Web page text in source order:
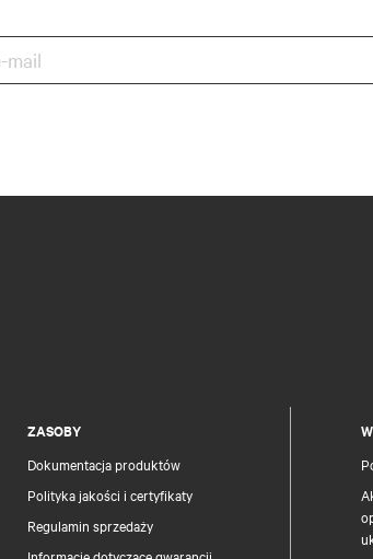
ZASOBY
Dokumentacja produktów
Polityka jakości i certyfikaty
Regulamin sprzedaży